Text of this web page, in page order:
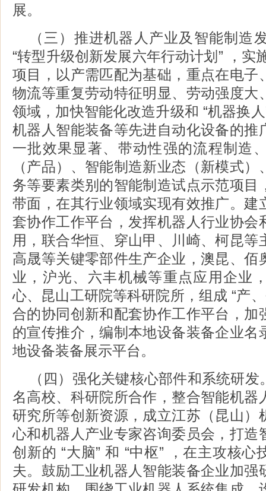
展。
（三）推进机器人产业及智能制造
“转型升级创新发展六年行动计划” ，实
项目，以产需匹配为基础，重点在电子
物流等重复劳动特征明显、劳动强度大
领域，加快智能化改造升级和 “机器换
机器人智能装备等先进自动化设备的推
一批效果显著、带动性强的流程制造
（产品）、智能制造新业态（新模式
务等要素类别的智能制造试点示范项目
带面，在其行业领域实现有效推广。建
套协作工作平台，发挥机器人行业协会
用，联合华恒、穿山甲、川崎、柯昆等
高晟等关键零部件生产企业，澳昆、佰
业，沪光、六丰机械等重点应用企业
心、昆山工研院等科研院所，组成 “产
合的协同创新和配套协作工作平台，加
的宣传推介，编制本地设备装备企业名
地设备装备展示平台。
（四）强化关键核心部件和系统研
名高校、科研院所合作，整合智能机器
研究所等创新资源，成立江苏（昆山）
心和机器人产业专家咨询委员会，打造
创新的 “大脑” 和 “中枢” ，在主攻核
夫。鼓励工业机器人智能装备企业加强